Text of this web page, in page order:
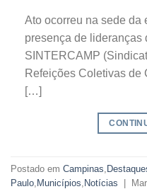
Ato ocorreu na sede da
presença de lideranças
SINTERCAMP
Refeições Coletivas de
[…]
Postado em Campinas
Paulo Municípios Notícias